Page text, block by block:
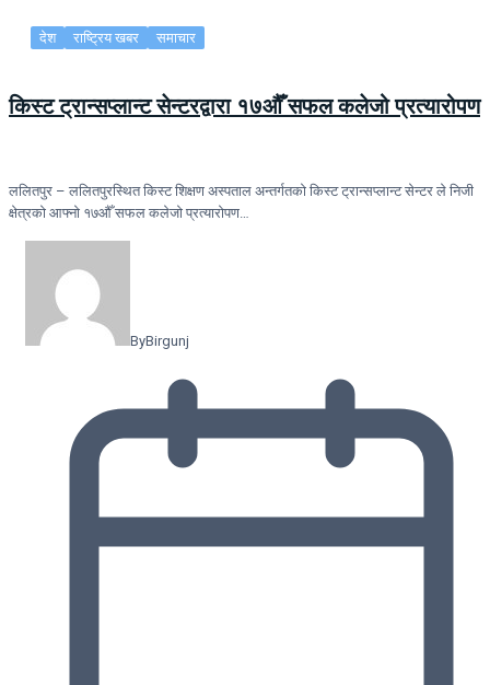
देश राष्ट्रिय खबर समाचार
किस्ट ट्रान्सप्लान्ट सेन्टरद्वारा १७औँ सफल कलेजो प्रत्यारोपण
ललितपुर – ललितपुरस्थित किस्ट शिक्षण अस्पताल अन्तर्गतको किस्ट ट्रान्सप्लान्ट सेन्टर ले निजी
क्षेत्रको आफ्नो १७औँ सफल कलेजो प्रत्यारोपण…
ByBirgunj